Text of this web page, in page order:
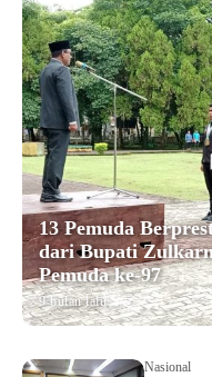
13 Pemuda
dari Bupati
Pemuda ke-97
9 bulan lalu
Nasional